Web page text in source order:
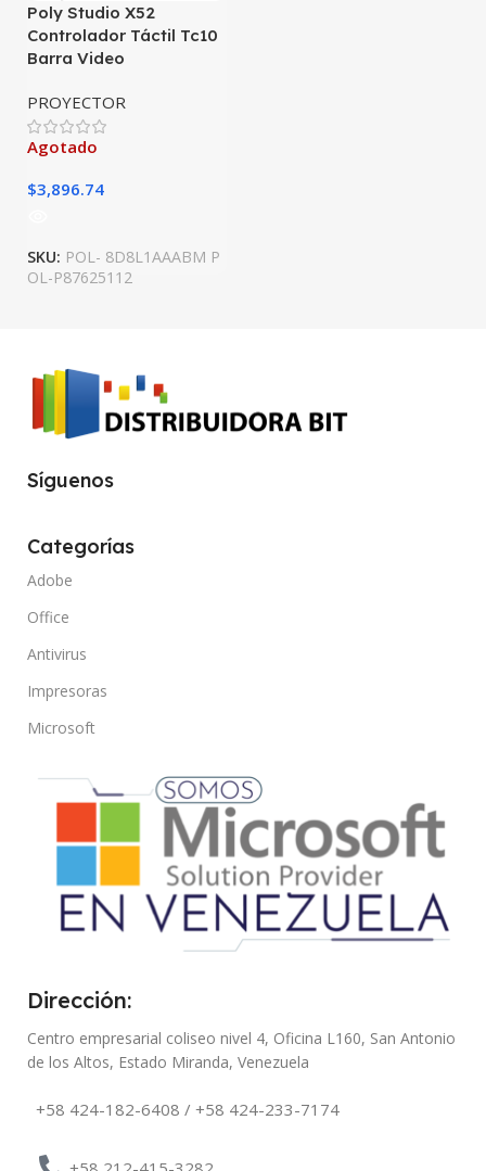
Poly Studio X52
Controlador Táctil Tc10
Barra Video
PROYECTOR
Agotado
$3,896.74
SKU: POL- 8D8L1AAABM P
OL-P87625112
Síguenos
Categorías
Adobe
Office
Antivirus
Impresoras
Microsoft
Dirección:
Centro empresarial coliseo nivel 4, Oficina L160, San Antonio
de los Altos, Estado Miranda, Venezuela
+58 424-182-6408 / +58 424-233-7174